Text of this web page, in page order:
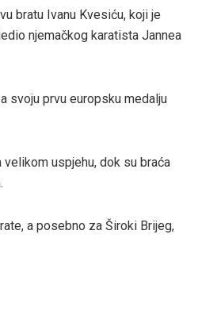
bratu Ivanu Kvesiću, koji je
njemačkog karatista Jannea
svoju prvu europsku medalju
uspjehu, dok su braća
a posebno za Široki Brijeg,